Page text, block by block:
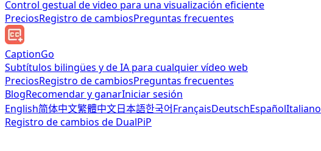
Control gestual de video para una visualización eficiente
PreciosRegistro de cambiosPreguntas frecuentes
CaptionGo
Subtítulos bilingües y de IA para cualquier vídeo web
PreciosRegistro de cambiosPreguntas frecuentes
BlogRecomendar y ganarIniciar sesión
English简体中文繁體中文日本語한국어FrançaisDeutschEspañolItaliano
Registro de cambios de DualPiP